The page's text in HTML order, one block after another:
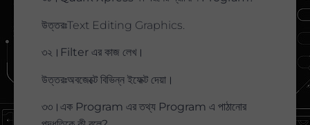
উত্তরঃText Editing Graphics.
৩২।Filter এর কাজ লেখ।
উত্তরঃঅবজেক্টে বিভিন্ন ইফেক্ট দেয়া।
৩৩।এক Program এর তথ্য Program এ পাঠানোর